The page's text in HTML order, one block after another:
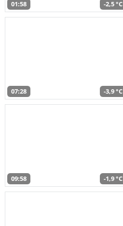
01:58 -2,5 °C
07:28 -3,9 °C
09:58 -1,9 °C